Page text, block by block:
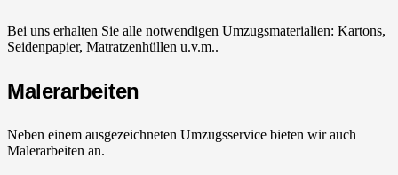
Bei uns erhalten Sie alle notwendigen Umzugsmaterialien: Kartons,
Seidenpapier, Matratzenhüllen u.v.m..
Malerarbeiten
Neben einem ausgezeichneten Umzugsservice bieten wir auch
Malerarbeiten an.